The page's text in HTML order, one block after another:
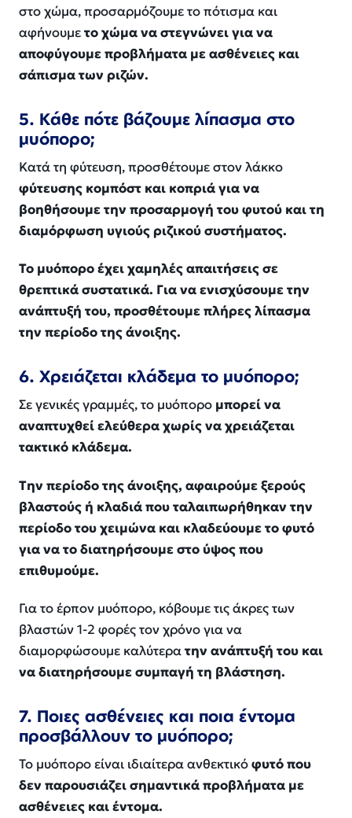
στο χώμα, προσαρμόζουμε το πότισμα και
αφήνουμετο χώμα να στεγνώνει για να
αποφύγουμε προβλήματα με ασθένειες και
σάπισμα των ριζών.
5. Κάθε πότε βάζουμε λίπασμα στο
μυόπορο;
Κατά τη φύτευση, προσθέτουμε στον λάκκο
φύτευσης κομπόστ και κοπριά για να
βοηθήσουμε την προσαρμογή του φυτού και τη
διαμόρφωση υγιούς ριζικού συστήματος.
Το μυόπορο έχει χαμηλές απαιτήσεις σε
θρεπτικά συστατικά. Για να ενισχύσουμε την
ανάπτυξή του, προσθέτουμε πλήρες λίπασμα
την περίοδο της άνοιξης.
6. Χρειάζεται κλάδεμα το μυόπορο;
Σε γενικές γραμμές, το μυόπορο μπορεί να
αναπτυχθεί ελεύθερα χωρίς να χρειάζεται
τακτικό κλάδεμα.
Την περίοδο της άνοιξης, αφαιρούμε ξερούς
βλαστούς ή κλαδιά που ταλαιπωρήθηκαν την
περίοδο του χειμώνα και κλαδεύουμε το φυτό
για να το διατηρήσουμε στο ύψος που
επιθυμούμε.
Για το έρπον μυόπορο, κόβουμε τις άκρες των
βλαστών 1-2 φορές τον χρόνο για να
διαμορφώσουμε καλύτερατην ανάπτυξή του και
να διατηρήσουμε συμπαγή τη βλάστηση.
7. Ποιες ασθένειες και ποια έντομα
προσβάλλουν το μυόπορο;
Το μυόπορο είναι ιδιαίτερα ανθεκτικόφυτό που
δεν παρουσιάζει σημαντικά προβλήματα με
ασθένειες και έντομα.